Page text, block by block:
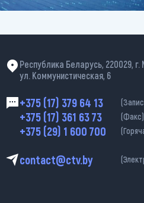
Республика Беларусь, 220029, г.
ул. Коммунистическая, 6
+375 (17) 379 64 13
+375 (17) 361 63 73 (Факс)
+375 (29) 1 600 700
contact@ctv.by